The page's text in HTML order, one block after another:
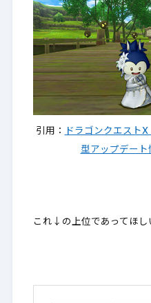
引用： ドラゴンクエス
型アップデート
これ↓の上位であってほし